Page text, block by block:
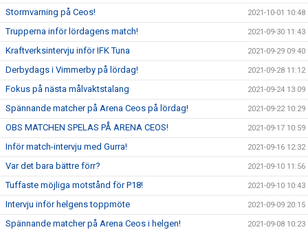
Stormvarning på Ceos! 2021-10-01 10:48
Trupperna inför lördagens match! 2021-09-30 11:43
Kraftverksintervju inför IFK Tuna 2021-09-29 09:40
Derbydags i Vimmerby på lördag! 2021-09-28 11:12
Fokus på nästa målvaktstalang 2021-09-24 13:09
Spännande matcher på Arena Ceos på lördag! 2021-09-22 10:29
OBS MATCHEN SPELAS PÅ ARENA CEOS! 2021-09-17 10:59
Inför match-intervju med Gurra! 2021-09-16 12:32
Var det bara bättre förr? 2021-09-10 11:56
Tuffaste möjliga motstånd för P18! 2021-09-10 10:43
Intervju inför helgens toppmöte 2021-09-09 20:15
Spännande matcher på Arena Ceos i helgen! 2021-09-08 10:23